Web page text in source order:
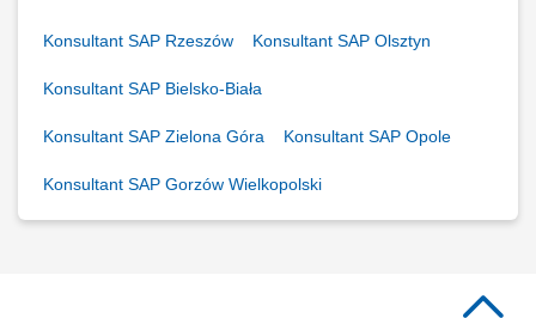
Konsultant SAP Rzeszów Konsultant SAP Olsztyn
Konsultant SAP Bielsko-Biała
Konsultant SAP Zielona Góra Konsultant SAP Opole
Konsultant SAP Gorzów Wielkopolski